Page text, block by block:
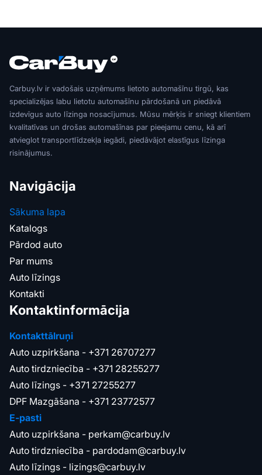
Carbuy.lv ir vadošais uzņēmums lietoto automašīnu tirgū, kas
specializējas labu lietotu automašīnu pārdošanā un piedāvā
izdevīgus auto līzinga nosacījumus. Mūsu mērķis ir sniegt klientiem
kvalitatīvas un drošas automašīnas par pieejamu cenu, kā arī
atvieglot transportlīdzekļa iegādi, piedāvājot elastīgus līzinga
risinājumus.
Navigācija
Sākuma lapa
Katalogs
Pārdod auto
Par mums
Auto līzings
Kontakti
Kontaktinformācija
Kontakttālruņi
Auto uzpirkšana - +371 26707277
Auto tirdzniecība - +371 28255277
Auto līzings - +371 27255277
DPF Mazgāšana - +371 23772577
E-pasti
Auto uzpirkšana - perkam@carbuy.lv
Auto tirdzniecība - pardodam@carbuy.lv
Auto līzings - lizings@carbuy.lv